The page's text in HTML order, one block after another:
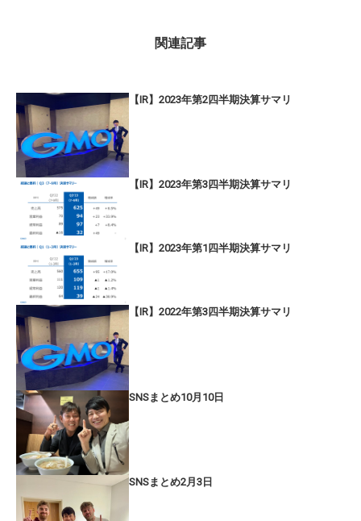
関連記事
【IR】2023年第2四半期決算サマリ
【IR】2023年第3四半期決算サマリ
【IR】2023年第1四半期決算サマリ
【IR】2022年第3四半期決算サマリ
SNSまとめ10月10日
SNSまとめ2月3日